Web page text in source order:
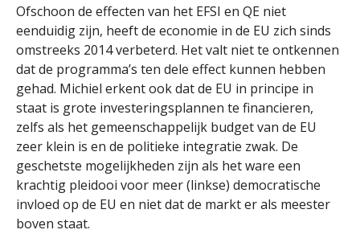
Ofschoon de effecten van het EFSI en QE niet
eenduidig zijn, heeft de economie in de EU zich sinds
omstreeks 2014 verbeterd. Het valt niet te ontkennen
dat de programma’s ten dele effect kunnen hebben
gehad. Michiel erkent ook dat de EU in principe in
staat is grote investeringsplannen te financieren,
zelfs als het gemeenschappelijk budget van de EU
zeer klein is en de politieke integratie zwak. De
geschetste mogelijkheden zijn als het ware een
krachtig pleidooi voor meer (linkse) democratische
invloed op de EU en niet dat de markt er als meester
boven staat.